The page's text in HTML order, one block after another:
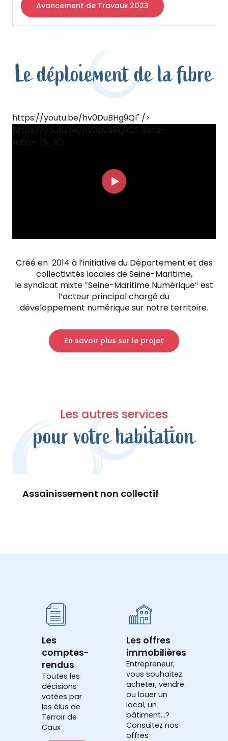
Avancement de Travaux 2023
Le déploiement de la fibre
https://youtu.be/hv0DuBHg9QI" />
https://youtu.be/hv0DuBHg9QI" data-
ratio="16_9">
Créé en 2014 à l’initiative du Département et des
collectivités locales de Seine-Maritime,
le syndicat mixte ″Seine-Maritime Numérique″ est
l’acteur principal chargé du
développement numérique sur notre territoire.
En savoir plus sur le projet
Les autres services
pour votre habitation
Assainissement non collectif
Les
comptes-
rendus
Toutes les
décisions
votées par
les élus de
Terroir de
Caux
Les offres
immobilières
Entrepreneur,
vous souhaitez
acheter, vendre
ou louer un
local, un
bâtiment...?
Consultez nos
offres